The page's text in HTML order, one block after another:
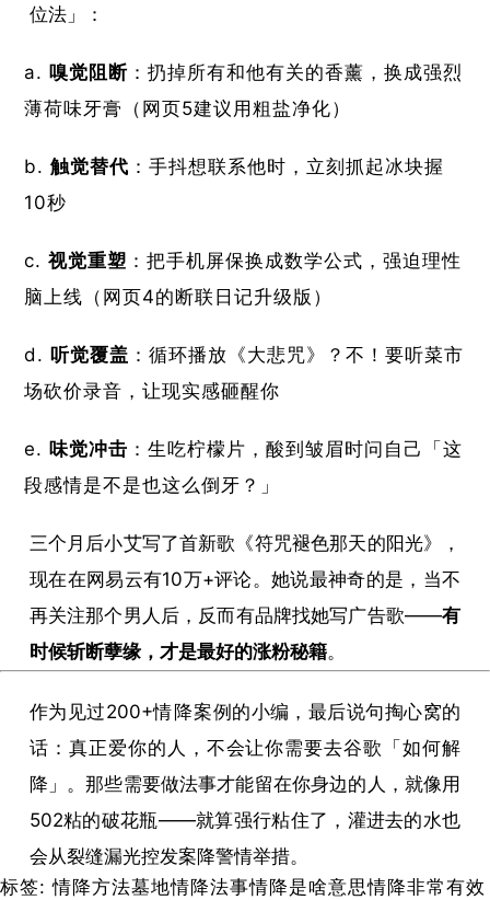
位法」：
​嗅觉阻断​ ​：扔掉所有和他有关的香薰，换成强烈
薄荷味牙膏（网页5建议用粗盐净化）
​触觉替代​ ​：手抖想联系他时，立刻抓起冰块握
10秒
​视觉重塑​ ​：把手机屏保换成数学公式，强迫理性
脑上线（网页4的断联日记升级版）
​听觉覆盖​ ​：循环播放《大悲咒》？不！要听菜市
场砍价录音，让现实感砸醒你
​味觉冲击​ ​：生吃柠檬片，酸到皱眉时问自己「这
段感情是不是也这么倒牙？」
三个月后小艾写了首新歌《符咒褪色那天的阳光》，
现在在网易云有10万+评论。她说最神奇的是，当不
再关注那个男人后，反而有品牌找她写广告歌——​​有
时候斩断孽缘，才是最好的涨粉秘籍​​。
作为见过200+情降案例的小编，最后说句掏心窝的
话：真正爱你的人，不会让你需要去谷歌「如何解
降」。那些需要做法事才能留在你身边的人，就像用
502粘的破花瓶——就算强行粘住了，灌进去的水也
会从裂缝漏光控发案降警情举措。
标签:情降方法墓地情降法事情降是啥意思情降非常有效